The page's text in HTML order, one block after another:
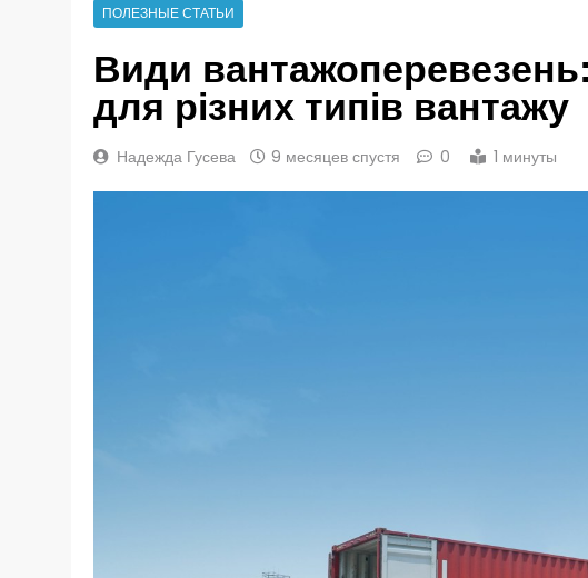
ПОЛЕЗНЫЕ СТАТЬИ
Види
для різних типів вантажу
Надежда Гусева 9 месяцев спустя 0 1 минуты